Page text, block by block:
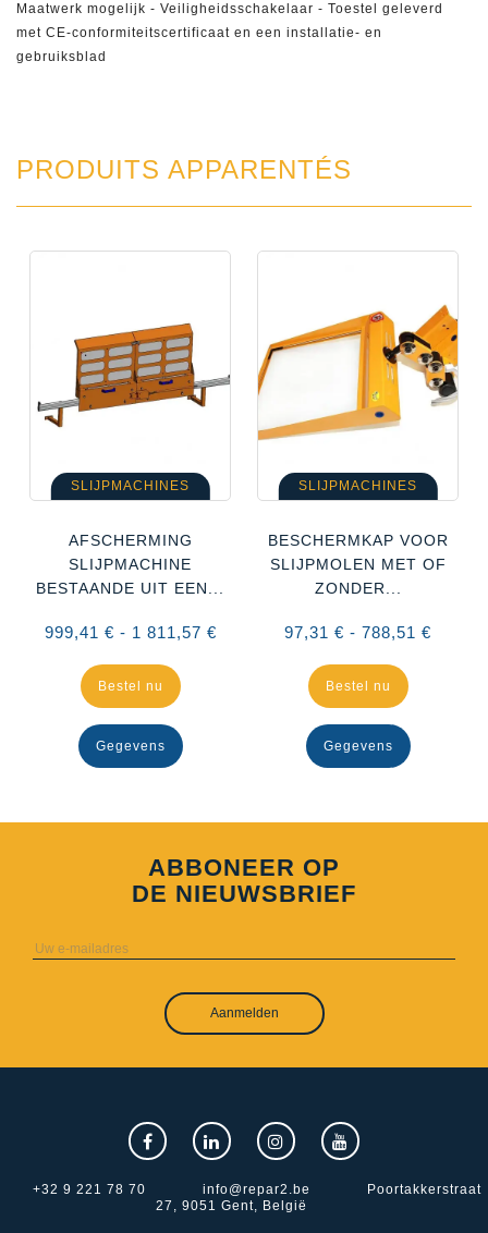
Maatwerk mogelijk - Veiligheidsschakelaar - Toestel geleverd
met CE-conformiteitscertificaat en een installatie- en
gebruiksblad
PRODUITS APPARENTÉS
SLIJPMACHINES
AFSCHERMING
SLIJPMACHINE
BESTAANDE UIT EEN...
999,41 € - 1 811,57 €
Bestel nu
Gegevens
SLIJPMACHINES
BESCHERMKAP VOOR
SLIJPMOLEN MET OF
ZONDER...
97,31 € - 788,51 €
Bestel nu
Gegevens
ABBONEER OP
DE NIEUWSBRIEF
Aanmelden
+32 9 221 78 70 info@repar2.be
Poortakkerstraat
27, 9051 Gent, België